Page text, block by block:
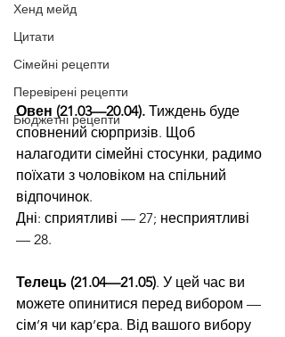
Хенд мейд
Цитати
Сімейні рецепти
Перевірені рецепти
Бюджетні рецепти
Овен (21.03—20.04). Тиждень буде
сповнений сюрпризів. Щоб
налагодити сімейні стосунки, радимо
поїхати з чоловіком на спільний
відпочинок.
Дні: сприятливі — 27; несприятливі
— 28.
Телець (21.04—21.05). У цей час ви
можете опинитися перед вибором —
сім’я чи кар’єра. Від вашого вибору